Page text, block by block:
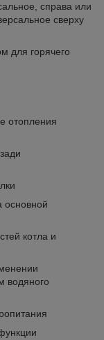
справа или
сверху
для горячего
отопления
основной
котла и
водяного